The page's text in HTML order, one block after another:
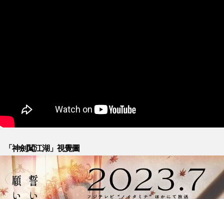
「神劍闖江湖」視覺圖